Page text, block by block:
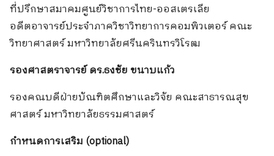
ที่ปรึกษาสมาคมศูนย์วิชาการไทย-ออสเตรเลีย
อดีตอาจารย์ประจำภาควิชาวิทยาการคอมพิวเตอร์ คณะ
วิทยาศาสตร์ มหาวิทยาลัยศรีนครินทรวิโรฒ
รองศาสตราจารย์ ดร.ธงชัย ขนาบแก้ว
รองคณบดีฝ่ายบัณฑิตศึกษาและวิจัย คณะสาธารณสุข
ศาสตร์ มหาวิทยาลัยธรรมศาสตร์
กำหนดการเสริม (optional)